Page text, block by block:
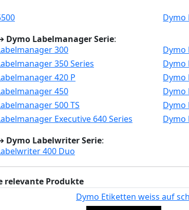
Dymo
Dymo Labelmanager Serie:
300
Dymo
350 Series
Dymo
420 P
Dymo
450
Dymo
500 TS
Dymo
Executive 640 Series
Dymo
Dymo Labelwriter Serie:
400 Duo
relevante Produkte
Dymo Etiketten weiss auf